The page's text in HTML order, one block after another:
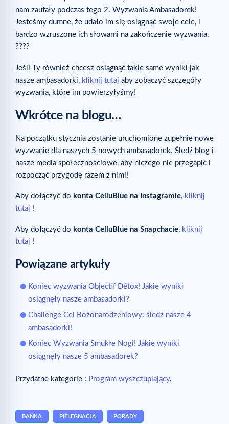
nam zaufały podczas tego 2. Wyzwania Ambasadorek!
Jesteśmy dumne, że udało im się osiągnąć swoje cele, i
bardzo wzruszone ich słowami na zakończenie wyzwania.
????
Jeśli Ty również chcesz osiągnąć takie same wyniki jak
nasze ambasadorki, kliknij tutaj aby zobaczyć szczegóły
wyzwania, które im powierzyłyśmy!
Wkrótce na blogu…
Na początku stycznia zostanie uruchomione zupełnie nowe
wyzwanie dla naszych 5 nowych ambasadorek. Śledź blog i
nasze media społecznościowe, aby niczego nie przegapić i
rozpocząć przygodę razem z nimi!
Aby dołączyć do konta CelluBlue na Instagramie, kliknij
tutaj !
Aby dołączyć do konta CelluBlue na Snapchacie, kliknij
tutaj !
Powiązane artykuły
Koniec wyzwania Objectif Détox! Jakie wyniki
osiągnęły nasze ambasadorki?
Challenge Cel Bożonarodzeniowy: śledź nasze 4
ambasadorki!
Koniec Wyzwania Smukłe Nogi! Jakie wyniki
osiągnęły nasze 5 ambasadorek?
Przydatne kategorie : Program wyszczuplający.
BAŃKA PIELĘGNACJA PORADY